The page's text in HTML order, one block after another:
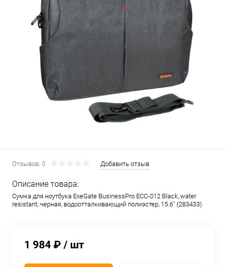
Отзывов: 0 Добавить отзыв
Описание товара:
Сумка для ноутбука ExeGate BusinessPro EСС-012 Black, water
resistant, черная, водоотталкивающий полиэстер, 15.6" (283433)
1 984 ₽ / шт